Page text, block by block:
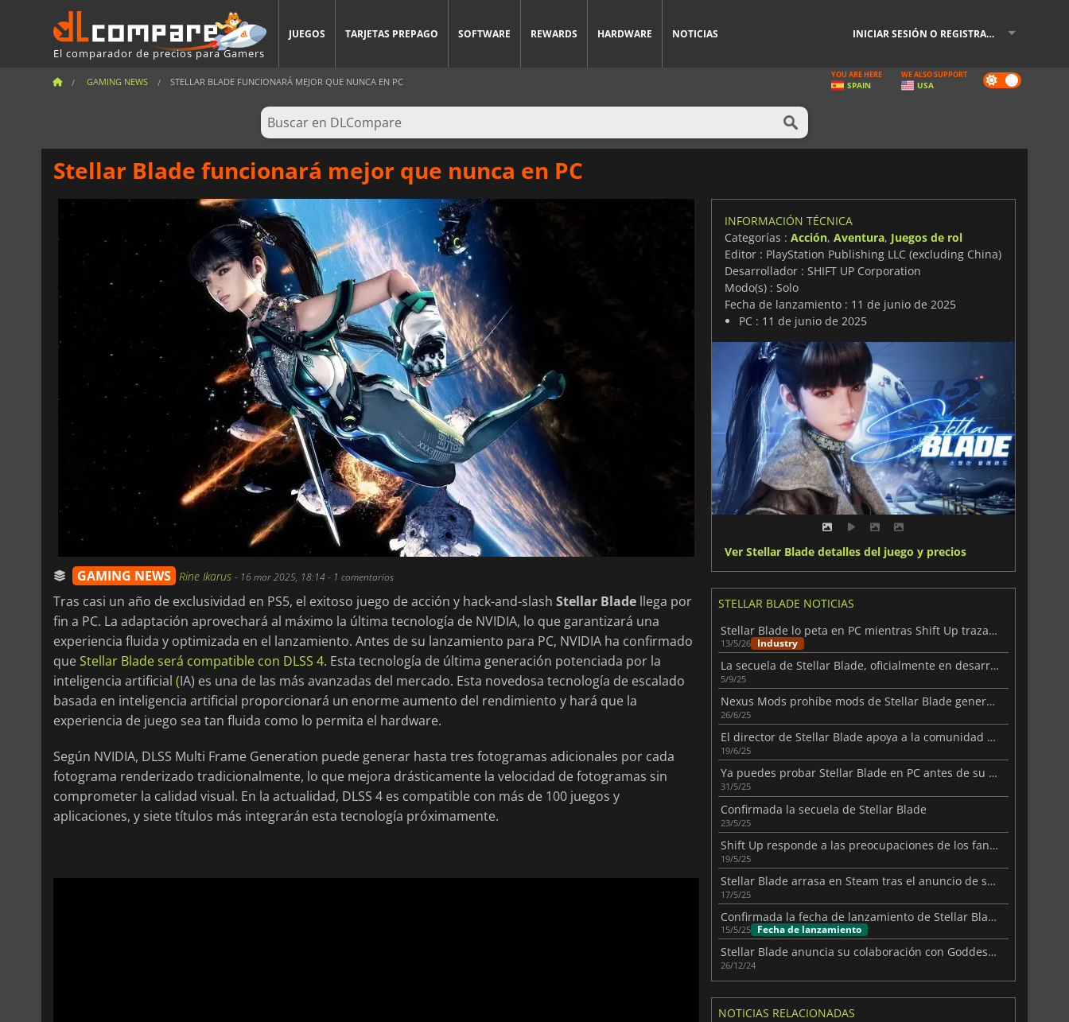
El comparador de precios para Gamers
JUEGOS TARJETAS PREPAGO SOFTWARE REWARDS HARDWARE NOTICIAS INICIAR SESIÓN O REGISTRARSE
GAMING NEWS STELLAR BLADE FUNCIONARÁ MEJOR QUE NUNCA EN PC Dark
mode
YOU ARE HERE
SPAIN
WE ALSO SUPPORT
USA
Stellar Blade funcionará mejor que nunca en PC
GAMING NEWS Rine Ikarus - 16 mar 2025, 18:14- 1 comentarios
Tras casi un año de exclusividad en PS5, el exitoso juego de acción y hack-and-slash Stellar Blade llega por
fin a PC. La adaptación aprovechará al máximo la última tecnología de NVIDIA, lo que garantizará una
experiencia fluida y optimizada en el lanzamiento. Antes de su lanzamiento para PC, NVIDIA ha confirmado
queStellar Blade será compatible con DLSS 4. Esta tecnología de última generación potenciada por la
inteligencia artificial (IA) es una de las más avanzadas del mercado. Esta novedosa tecnología de escalado
basada en inteligencia artificial proporcionará un enorme aumento del rendimiento y hará que la
experiencia de juego sea tan fluida como lo permita el hardware.
Según NVIDIA, DLSS Multi Frame Generation puede generar hasta tres fotogramas adicionales por cada
fotograma renderizado tradicionalmente, lo que mejora drásticamente la velocidad de fotogramas sin
comprometer la calidad visual. En la actualidad, DLSS 4 es compatible con más de 100 juegos y
aplicaciones, y siete títulos más integrarán esta tecnología próximamente.
INFORMACIÓN TÉCNICA
Categorías : Acción, Aventura, Juegos de rol
Editor : PlayStation Publishing LLC (excluding China)
Desarrollador : SHIFT UP Corporation
Modo(s) : Solo
Fecha de lanzamiento : 11 de junio de 2025
PC : 11 de junio de 2025
Ver Stellar Blade detalles del juego y precios
STELLAR BLADE NOTICIAS
Stellar Blade lo peta en PC mientras Shift Up traza su futuro independiente
13/5/26 Industry
La secuela de Stellar Blade, oficialmente en desarrollo
5/9/25
Nexus Mods prohíbe mods de Stellar Blade generando controversia
26/6/25
El director de Stellar Blade apoya a la comunidad creativa de modding
19/6/25
Ya puedes probar Stellar Blade en PC antes de su lanzamiento en junio.
31/5/25
Confirmada la secuela de Stellar Blade
23/5/25
Shift Up responde a las preocupaciones de los fans sobre el lanzamiento de Stellar Blade en PC
19/5/25
Stellar Blade arrasa en Steam tras el anuncio de su lanzamiento en PC
17/5/25
Confirmada la fecha de lanzamiento de Stellar Blade para PC
15/5/25 Fecha de lanzamiento
Stellar Blade anuncia su colaboración con Goddess of Victory: Nikke
26/12/24
NOTICIAS RELACIONADAS